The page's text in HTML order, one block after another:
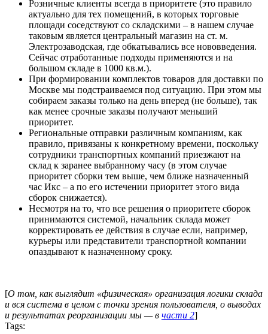
Розничные клиенты всегда в приоритете (это правило
актуально для тех помещений, в которых торговые
площади соседствуют со складскими – в нашем случае
таковым является центральный магазин на ст. м.
Электрозаводская, где обкатывались все нововведения.
Сейчас отработанные подходы применяются и на
большом складе в 1000 кв.м.).
При формировании комплектов товаров для доставки по
Москве мы подстраиваемся под ситуацию. При этом мы
собираем заказы только на день вперед (не больше), так
как менее срочные заказы получают меньший
приоритет.
Региональные отправки различным компаниям, как
правило, привязаны к конкретному времени, поскольку
сотрудники транспортных компаний приезжают на
склад к заранее выбранному часу (в этом случае
приоритет сборки тем выше, чем ближе назначенный
час Икс – а по его истечении приоритет этого вида
сборок снижается).
Несмотря на то, что все решения о приоритете сборок
принимаются системой, начальник склада может
корректировать ее действия в случае если, например,
курьеры или представители транспортной компании
опаздывают к назначенному сроку.
[О том, как выглядит «физическая» организация логики склада
и вся система в целом с точки зрения пользователя, о выводах
и результатах реорганизации мы — в части 2]
Tags: